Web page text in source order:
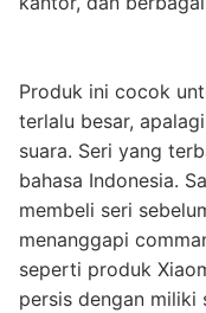
Produk ini cocok
terlalu besar,
suara. Seri yang
bahasa Indonesia.
membeli seri
menanggapi
seperti produk
persis dengan miliki